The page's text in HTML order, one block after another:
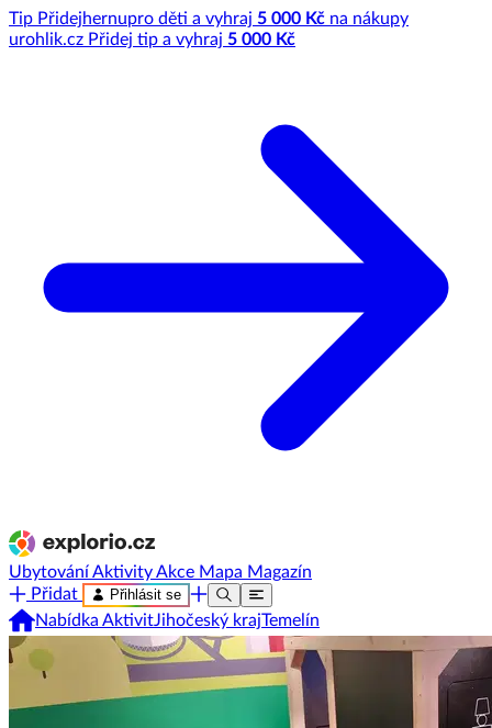
Tip Přidejhernupro děti a vyhraj 5 000 Kč na nákupy
urohlik.cz Přidej tip a vyhraj 5 000 Kč
UbytováníAktivityAkce Mapa Magazín
Přidat
Přihlásit se
Nabídka AktivitJihočeský krajTemelín